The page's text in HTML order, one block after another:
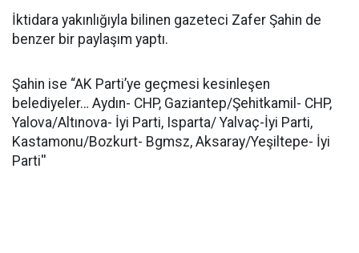
İktidara yakınlığıyla bilinen gazeteci Zafer Şahin de
benzer bir paylaşım yaptı.
Şahin ise “AK Parti’ye geçmesi kesinleşen
belediyeler… Aydın- CHP, Gaziantep/Şehitkamil- CHP,
Yalova/Altınova- İyi Parti, Isparta/ Yalvaç-İyi Parti,
Kastamonu/Bozkurt- Bgmsz, Aksaray/Yeşiltepe- İyi
Parti''